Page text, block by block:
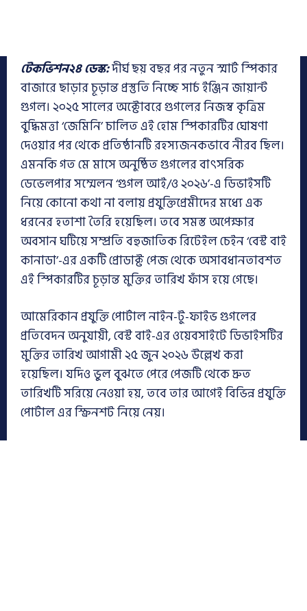
টেকভিশন২৪ ডেস্ক:দীর্ঘ ছয় বছর পর নতুন স্মার্ট স্পিকার
বাজারে ছাড়ার চূড়ান্ত প্রস্তুতি নিচ্ছে সার্চ ইঞ্জিন জায়ান্ট
গুগল। ২০২৫ সালের অক্টোবরে গুগলের নিজস্ব কৃত্রিম
বুদ্ধিমত্তা ‘জেমিনি’ চালিত এই হোম স্পিকারটির ঘোষণা
দেওয়ার পর থেকে প্রতিষ্ঠানটি রহস্যজনকভাবে নীরব ছিল।
এমনকি গত মে মাসে অনুষ্ঠিত গুগলের বাৎসরিক
ডেভেলপার সম্মেলন ‘গুগল আই/ও ২০২৬’-এ ডিভাইসটি
নিয়ে কোনো কথা না বলায় প্রযুক্তিপ্রেমীদের মধ্যে এক
ধরনের হতাশা তৈরি হয়েছিল। তবে সমস্ত অপেক্ষার
অবসান ঘটিয়ে সম্প্রতি বহুজাতিক রিটেইল চেইন ‘বেস্ট বাই
কানাডা’-এর একটি প্রোডাক্ট পেজ থেকে অসাবধানতাবশত
এই স্পিকারটির চূড়ান্ত মুক্তির তারিখ ফাঁস হয়ে গেছে।
আমেরিকান প্রযুক্তি পোর্টাল নাইন-টু-ফাইভ গুগলের
প্রতিবেদন অনুযায়ী, বেস্ট বাই-এর ওয়েবসাইটে ডিভাইসটির
মুক্তির তারিখ আগামী ২৫ জুন ২০২৬ উল্লেখ করা
হয়েছিল। যদিও ভুল বুঝতে পেরে পেজটি থেকে দ্রুত
তারিখটি সরিয়ে নেওয়া হয়, তবে তার আগেই বিভিন্ন প্রযুক্তি
পোর্টাল এর স্ক্রিনশট নিয়ে নেয়।